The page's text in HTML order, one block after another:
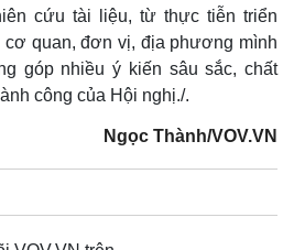
cứu tài liệu, từ thực tiễn triển
quan, đơn vị, địa phương mình
góp nhiều ý kiến sâu sắc, chất
công của Hội nghị./.
Ngọc Thành/VOV.VN